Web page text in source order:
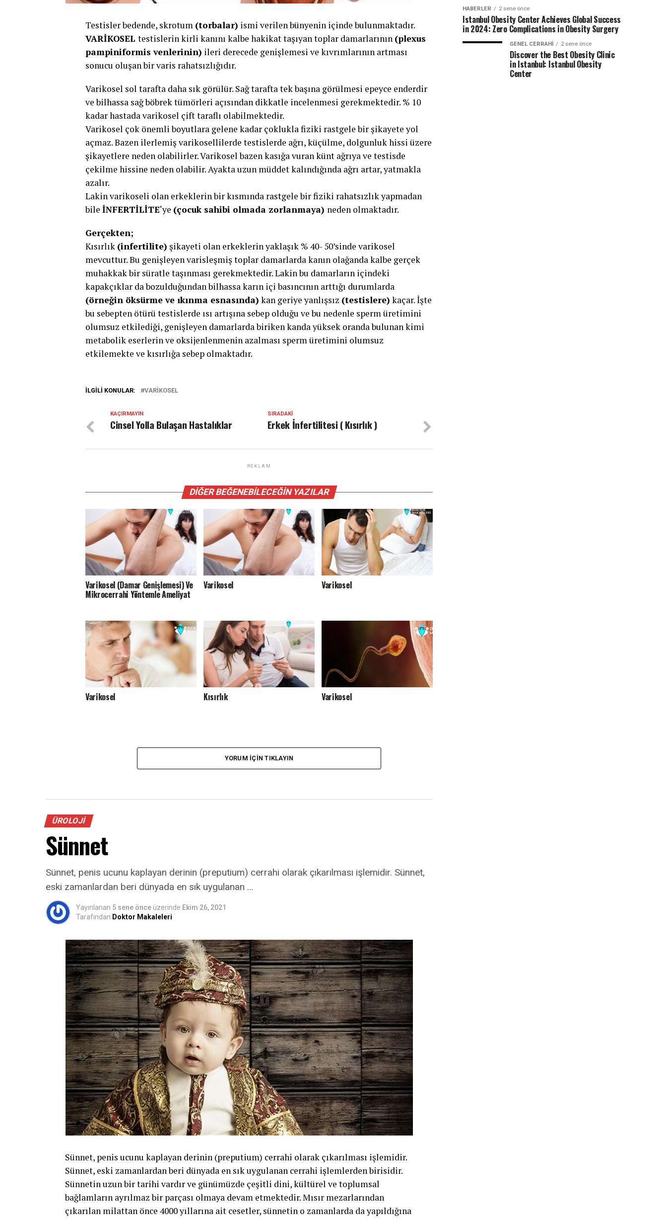
Testisler bedende, skrotum (torbalar) ismi verilen bünyenin içinde bulunmaktadır.
VARİKOSEL testislerin kirli kanını kalbe hakikat taşıyan toplar damarlarının (plexus
pampiniformis venlerinin) ileri derecede genişlemesi ve kıvrımlarının artması
sonucu oluşan bir varis rahatsızlığıdır.
Varikosel sol tarafta daha sık görülür. Sağ tarafta tek başına görülmesi epeyce enderdir
ve bilhassa sağ böbrek tümörleri açısından dikkatle incelenmesi gerekmektedir. % 10
kadar hastada varikosel çift taraflı olabilmektedir.
Varikosel çok önemli boyutlara gelene kadar çoklukla fiziki rastgele bir şikayete yol
açmaz. Bazen ilerlemiş varikosellilerde testislerde ağrı, küçülme, dolgunluk hissi üzere
şikayetlere neden olabilirler. Varikosel bazen kasığa vuran künt ağrıya ve testisde
çekilme hissine neden olabilir. Ayakta uzun müddet kalındığında ağrı artar, yatmakla
azalır.
Lakin varikoseli olan erkeklerin bir kısmında rastgele bir fiziki rahatsızlık yapmadan
bile İNFERTİLİTE‘ye (çocuk sahibi olmada zorlanmaya) neden olmaktadır.
Gerçekten;
Kısırlık (infertilite) şikayeti olan erkeklerin yaklaşık % 40- 50’sinde varikosel
mevcuttur. Bu genişleyen varisleşmiş toplar damarlarda kanın olağanda kalbe gerçek
muhakkak bir süratle taşınması gerekmektedir. Lakin bu damarların içindeki
kapakçıklar da bozulduğundan bilhassa karın içi basıncının arttığı durumlarda
(örneğin öksürme ve ıkınma esnasında) kan geriye yanlışsız (testislere) kaçar. İşte
bu sebepten ötürü testislerde ısı artışına sebep olduğu ve bu nedenle sperm üretimini
olumsuz etkilediği, genişleyen damarlarda biriken kanda yüksek oranda bulunan kimi
metabolik eserlerin ve oksijenlenmenin azalması sperm üretimini olumsuz
etkilemekte ve kısırlığa sebep olmaktadır.
İLGILI KONULAR: VARIKOSEL
SIRADAKI
Erkek İnfertilitesi ( Kısırlık )
KAÇIRMAYIN
Cinsel Yolla Bulaşan Hastalıklar
REKLAM
DIĞER BEĞENEBILECEĞIN YAZILAR
Varikosel (Damar Genişlemesi) Ve
Mikrocerrahi Yöntemle Ameliyat
Varikosel Varikosel
Varikosel Kısırlık Varikosel
YORUM İÇIN TIKLAYIN
ÜROLOJI
Sünnet
Sünnet, penis ucunu kaplayan derinin (preputium) cerrahi olarak çıkarılması işlemidir. Sünnet,
eski zamanlardan beri dünyada en sık uygulanan …
Yayınlanan 5 sene önce üzerinde Ekim 26, 2021
Tarafından Doktor Makaleleri
Sünnet, penis ucunu kaplayan derinin (preputium) cerrahi olarak çıkarılması işlemidir.
Sünnet, eski zamanlardan beri dünyada en sık uygulanan cerrahi işlemlerden birisidir.
Sünnetin uzun bir tarihi vardır ve günümüzde çeşitli dini, kültürel ve toplumsal
bağlamların ayrılmaz bir parçası olmaya devam etmektedir. Mısır mezarlarından
çıkarılan milattan önce 4000 yıllarına ait cesetler, sünnetin o zamanlarda da yapıldığına
HABERLER 2 sene önce
Istanbul Obesity Center Achieves Global Success
in 2024: Zero Complications in Obesity Surgery
GENEL CERRAHI 2 sene önce
Discover the Best Obesity Clinic
in Istanbul: Istanbul Obesity
Center